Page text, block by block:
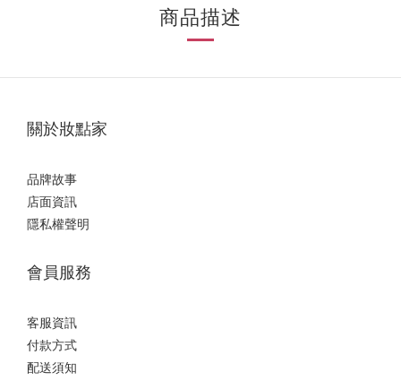
商品描述
關於妝點家
品牌故事
店面資訊
隱私權聲明
會員服務
客服資訊
付款方式
配送須知